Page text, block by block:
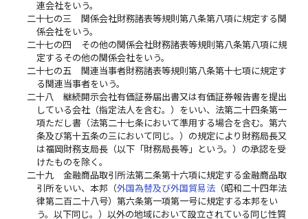
連会社をいう。
二十七の三
関係会社財務諸表等規則第八条第八項に規定する関
係会社をいう。
二十七の四
その他の関係会社財務諸表等規則第八条第八項に規
定するその他の関係会社をいう。
二十七の五
関連当事者財務諸表等規則第八条第十七項に規定す
る関連当事者をいう。
二十八
継続開示会社有価証券届出書又は有価証券報告書を提出
している会社（指定法人を含む。）をいい、法第二十四条第一
項ただし書（法第二十七条において準用する場合を含む。第六
条及び第十五条の三において同じ。）の規定により財務局長又
は福岡財務支局長（以下「財務局長等」という。）の承認を受
けたものを除く。
二十九
金融商品取引所法第二条第十六項に規定する金融商品取
引所をいい、本邦（外国為替及び外国貿易法（昭和二十四年法
律第二百二十八号）第六条第一項第一号に規定する本邦をい
う。以下同じ。）以外の地域において設立されている同じ性質